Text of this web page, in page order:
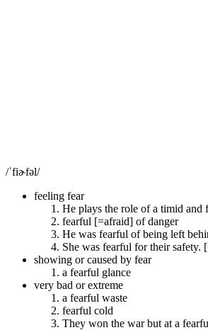
/ˈfiɚfəl/
feeling fear
He plays the role of a timid and
fearful [=afraid] of danger
He was fearful of being left
She was fearful for their safety.
showing or caused by fear
a fearful glance
very bad or extreme
a fearful waste
fearful cold
They won the war but at a